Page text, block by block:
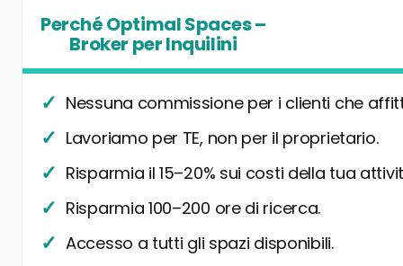
Perché Optimal Spaces –
Broker per Inquilini
Nessuna commissione per i clienti che
Lavoriamo per TE, non per il proprietario.
Risparmia il 15–20% sui costi della tua
Risparmia 100–200 ore di ricerca.
Accesso a tutti gli spazi disponibili.